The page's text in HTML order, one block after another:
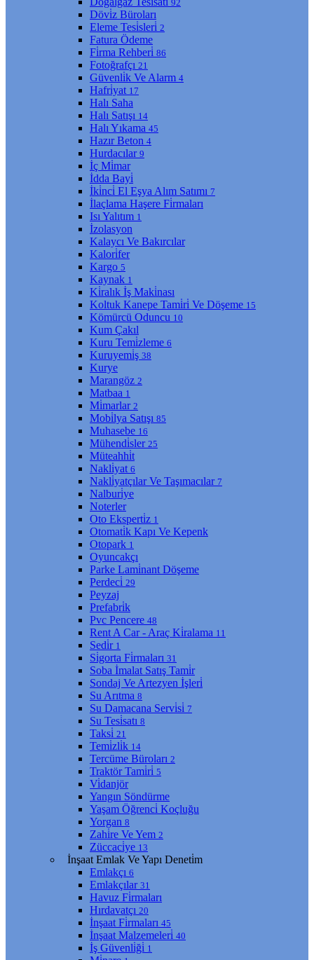
92
Dövi̇z Büroları
Eleme Tesi̇sleri̇ 2
Fatura Ödeme
Fi̇rma Rehberi̇ 86
Fotoğrafçı 21
Güvenli̇k Ve Alarm 4
Hafri̇yat 17
Halı Saha
Halı Satışı 14
Halı Yıkama 45
Hazır Beton 4
Hurdacılar 9
İç Mi̇mar
İdda Bayi̇
İki̇nci̇ El Eşya Alım Satımı 7
İlaçlama Haşere Fi̇rmaları
Isı Yalıtım 1
İzolasyon
Kalaycı Ve Bakırcılar
Kalori̇fer
Kargo 5
Kaynak 1
Ki̇ralık İş Maki̇nası
Koltuk Kanepe Tami̇ri̇ Ve Döşeme 15
Kömürcü Oduncu 10
Kum Çakıl
Kuru Temi̇zleme 6
Kuruyemi̇ş 38
Kurye
Marangöz 2
Matbaa 1
Mi̇marlar 2
Mobi̇lya Satışı 85
Muhasebe 16
Mühendi̇sler 25
Müteahhi̇t
Nakli̇yat 6
Nakli̇yatçılar Ve Taşımacılar 7
Nalburi̇ye
Noterler
Oto Eksperti̇z 1
Otomati̇k Kapı Ve Kepenk
Otopark 1
Oyuncakçı
Parke Lami̇nant Döşeme
Perdeci̇ 29
Peyzaj
Prefabri̇k
Pvc Pencere 48
Rent A Car - Araç Ki̇ralama 11
Sedi̇r 1
Si̇gorta Fi̇rmaları 31
Soba İmalat Satış Tami̇r
Sondaj Ve Artezyen İşleri̇
Su Arıtma 8
Su Damacana Servi̇si̇ 7
Su Tesi̇satı 8
Taksi̇ 21
Temi̇zli̇k 14
Tercüme Büroları 2
Traktör Tami̇ri̇ 5
Vi̇danjör
Yangın Söndürme
Yaşam Öğrenci̇ Koçluğu
Yorgan 8
Zahi̇re Ve Yem 2
Züccaci̇ye 13
İnşaat Emlak Ve Yapı Deneti̇m
Emlakçı 6
Emlakçılar 31
Havuz Fi̇rmaları
Hırdavatçı 20
İnşaat Fi̇rmaları 45
İnşaat Malzemeleri̇ 40
İş Güvenli̇ği̇ 1